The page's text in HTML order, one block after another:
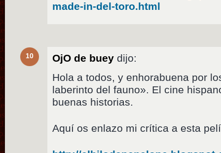
made-in-del-toro.html
10 OjO de buey dijo:
Hola a todos, y enhorabuena por
laberinto del fauno». El cine
buenas historias.
Aquí os enlazo mi crítica a esta